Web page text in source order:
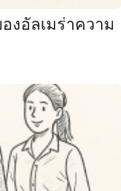
งอัลเมร่าความ